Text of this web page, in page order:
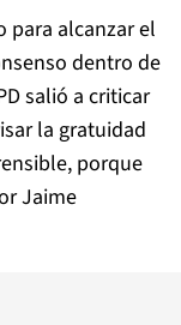
para alcanzar el
dentro de
salió a criticar
la gratuidad
porque
Jaime